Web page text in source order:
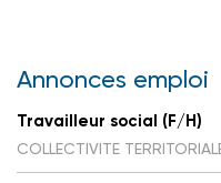
Annonces emploi
Travailleur social (F/H)
COLLECTIVITE